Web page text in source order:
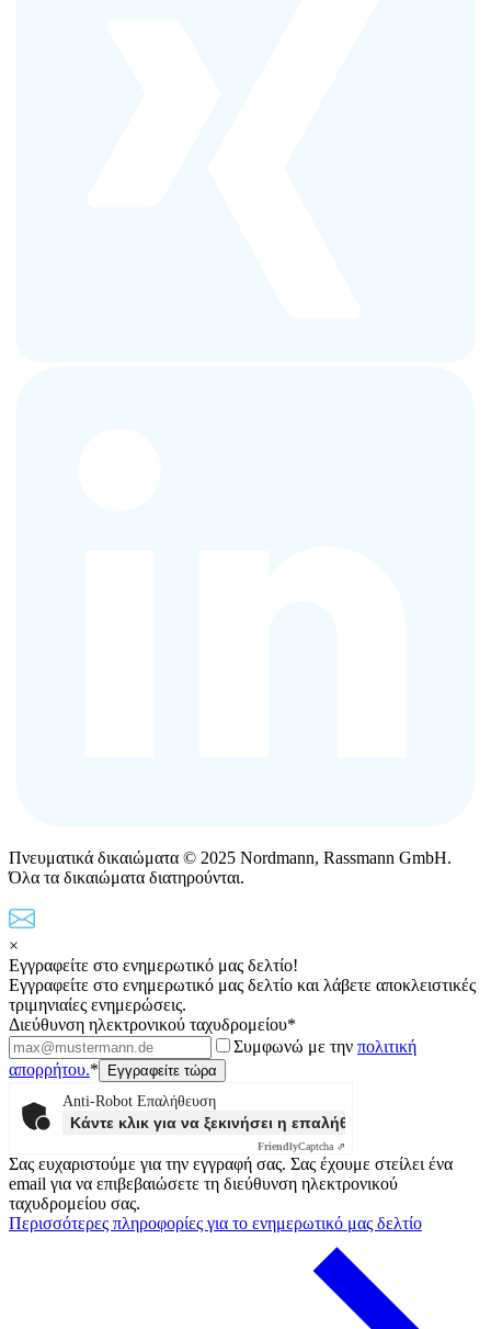
Πνευματικά δικαιώματα © 2025 Nordmann, Rassmann GmbH.
Όλα τα δικαιώματα διατηρούνται.
×
Εγγραφείτε στο ενημερωτικό μας δελτίο!
Εγγραφείτε στο ενημερωτικό μας δελτίο και λάβετε αποκλειστικές
τριμηνιαίες ενημερώσεις.
Διεύθυνση ηλεκτρονικού ταχυδρομείου*
Συμφωνώ με την πολιτική
απορρήτου.*
Anti-Robot Επαλήθευση
Κάντε κλικ για να ξεκινήσει η επαλήθευσης
FriendlyCaptcha ⇗
Σας ευχαριστούμε για την εγγραφή σας. Σας έχουμε στείλει ένα
email για να επιβεβαιώσετε τη διεύθυνση ηλεκτρονικού
ταχυδρομείου σας.
Περισσότερες πληροφορίες για το ενημερωτικό μας δελτίο